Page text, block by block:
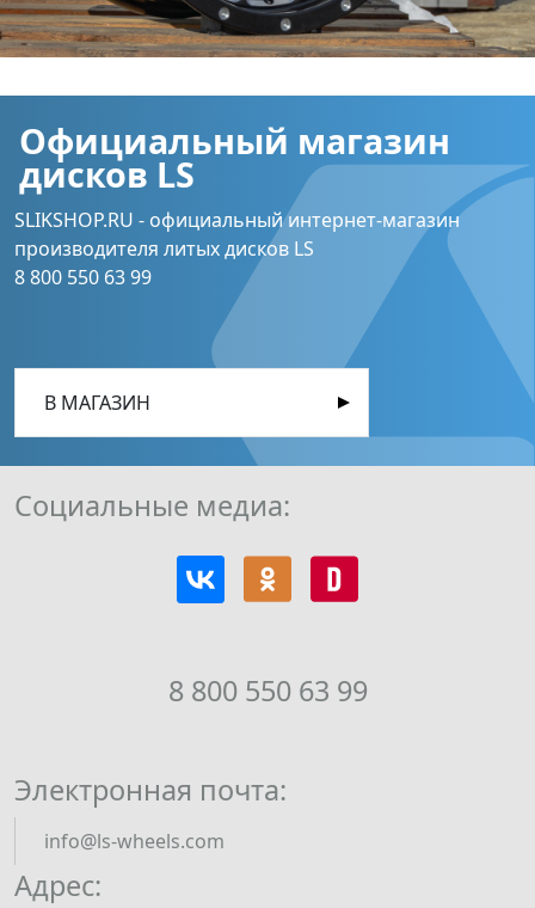
Официальный магазин
дисков LS
SLIKSHOP.RU - официальный интернет-магазин
производителя литых дисков LS
8 800 550 63 99
В МАГАЗИН
Адрес:
8 800 550 63 99
Электронная почта:
info@ls-wheels.com
Социальные медиа: